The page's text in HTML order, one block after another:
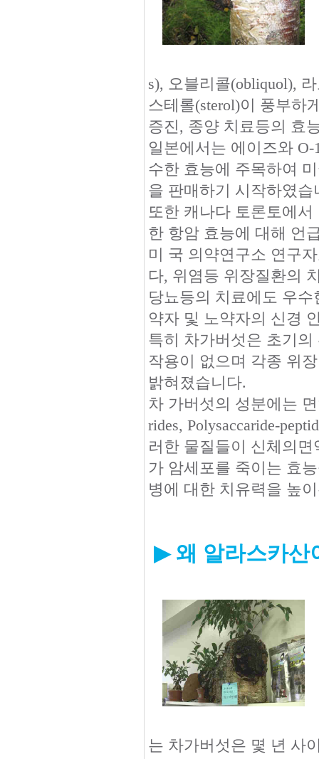
s), 오블리콜(obliquol),
스테롤(sterol)이 풍부하
증진, 종양 치료등의 효
일본에서는 에이즈와
수한 효능에 주목하여
을 판매하기 시작하였습
또한 캐나다 토론토에서
한 항암 효능에 대해 언
미 국 의약연구소 연구
다, 위염등 위장질환의
당뇨등의 치료에도 우
약자 및 노약자의 신경
특히 차가버섯은 초기
작용이 없으며 각종 위
밝혀졌습니다.
차 가버섯의 성분에는 면
rides, Polysaccaride-
러한 물질들이 신체의
가 암세포를 죽이는 효
병에 대한 치유력을 높
▶ 왜 알라스카산
는 차가버섯은 몇 년 사